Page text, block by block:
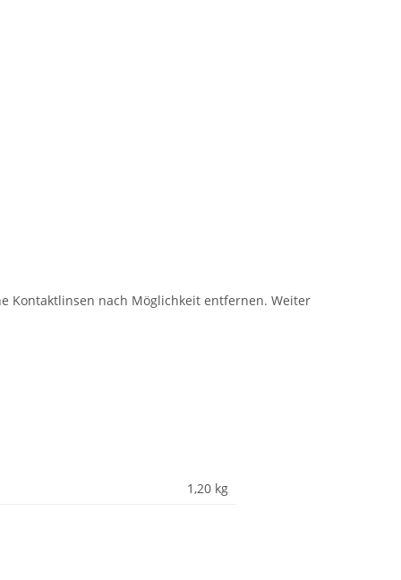
Kontaktlinsen nach Möglichkeit entfernen. Weiter
1,20 kg